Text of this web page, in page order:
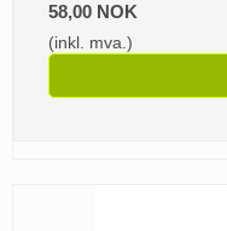
58,00 NOK
(inkl. mva.)